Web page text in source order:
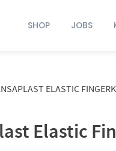
SHOP JOBS
ELASTIC
Elastic